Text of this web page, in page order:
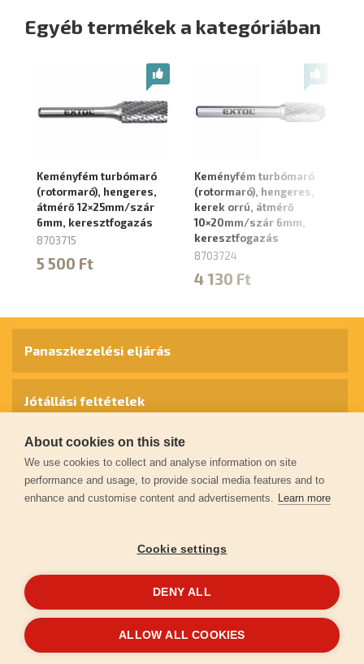
Egyéb termékek a kategóriában
Keményfém turbómaró
(rotormaró), hengeres,
átmérő 12×25mm/szár
6mm, keresztfogazás
8703715
5 500 Ft
Keményfém turbómaró
(rotormaró), hengeres,
kerek orrú, átmérő
10×20mm/szár 6mm,
keresztfogazás
8703724
4 130 Ft
© 2026extol.hu- Minden jog fenntartva
Panaszkezelési eljárás
Jótállási feltételek
Személyes adatok védelme
Kapcsolat
Garancia regisztráció
LétrehoztaFEO
About cookies on this site
We use cookies to collect and analyse information on site
performance and usage, to provide social media features and to
enhance and customise content and advertisements. Learn more
Cookie settings
DENY ALL
ALLOW ALL COOKIES